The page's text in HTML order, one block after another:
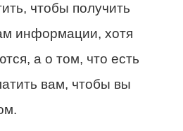
чтобы получить
информации, хотя
а о том, что есть
вам, чтобы вы